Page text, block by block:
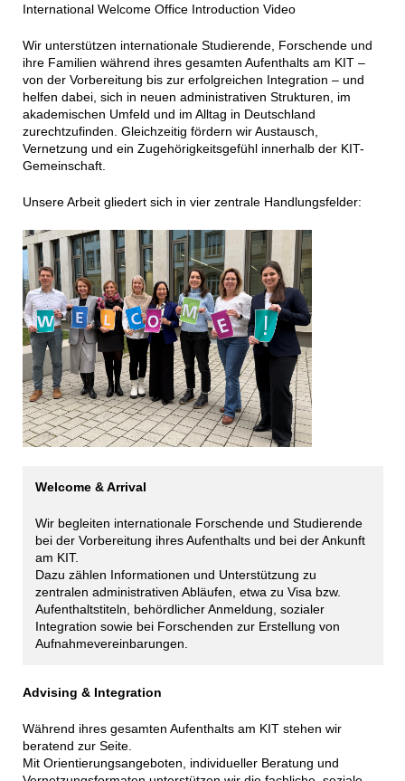
International Welcome Office Introduction Video
Wir unterstützen internationale Studierende, Forschende und
ihre Familien während ihres gesamten Aufenthalts am KIT –
von der Vorbereitung bis zur erfolgreichen Integration – und
helfen dabei, sich in neuen administrativen Strukturen, im
akademischen Umfeld und im Alltag in Deutschland
zurechtzufinden. Gleichzeitig fördern wir Austausch,
Vernetzung und ein Zugehörigkeitsgefühl innerhalb der KIT-
Gemeinschaft.
Unsere Arbeit gliedert sich in vier zentrale Handlungsfelder:
Welcome & Arrival
Wir begleiten internationale Forschende und Studierende
bei der Vorbereitung ihres Aufenthalts und bei der Ankunft
am KIT.
Dazu zählen Informationen und Unterstützung zu
zentralen administrativen Abläufen, etwa zu Visa bzw.
Aufenthaltstiteln, behördlicher Anmeldung, sozialer
Integration sowie bei Forschenden zur Erstellung von
Aufnahmevereinbarungen.
Advising & Integration
Während ihres gesamten Aufenthalts am KIT stehen wir
beratend zur Seite.
Mit Orientierungsangeboten, individueller Beratung und